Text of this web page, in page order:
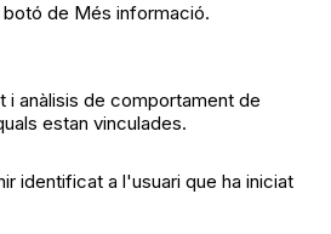
de les activitats
els col·lectius
de Més informació.
i anàlisis de comportament de
estan vinculades.
identificat a l'usuari que ha iniciat